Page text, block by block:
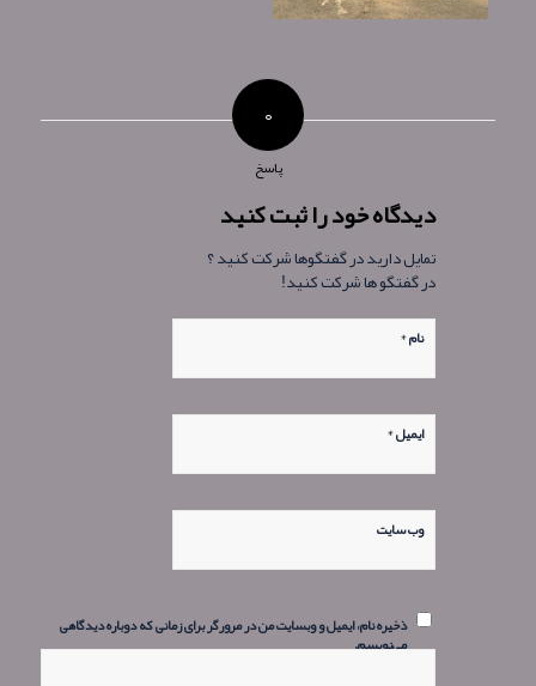
۰
پاسخ
دیدگاه خود را ثبت کنید
تمایل دارید در گفتگوها شرکت کنید ؟
در گفتگو ها شرکت کنید!
نام*
ایمیل*
وب‌ سایت
ذخیره نام، ایمیل و وبسایت من در مرورگر برای زمانی که دوباره دیدگاهی
می‌نویسم.